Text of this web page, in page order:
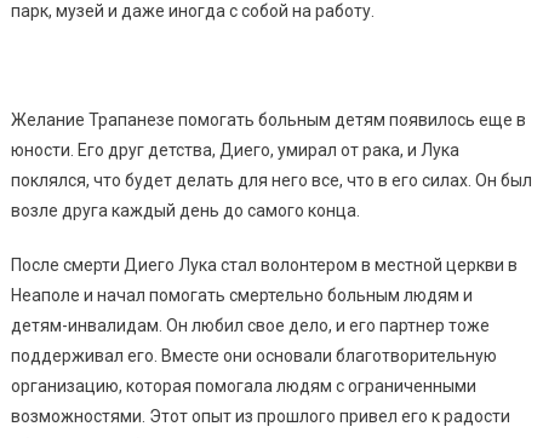
парк, музей и даже иногда с собой на работу.
Желание Трапанезе помогать больным детям появилось еще в
юности. Его друг детства, Диего, умирал от рака, и Лука
поклялся, что будет делать для него все, что в его силах. Он был
возле друга каждый день до самого конца.
После смерти Диего Лука стал волонтером в местной церкви в
Неаполе и начал помогать смертельно больным людям и
детям-инвалидам. Он любил свое дело, и его партнер тоже
поддерживал его. Вместе они основали благотворительную
организацию, которая помогала людям с ограниченными
возможностями. Этот опыт из прошлого привел его к радости